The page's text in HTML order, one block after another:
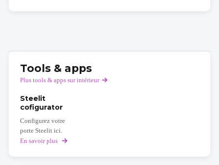
Tools & apps
Plus tools & apps sur intérieur
Steelit
cofigurator
Configurez votre
porte Steelit ici.
En savoir plus
sur